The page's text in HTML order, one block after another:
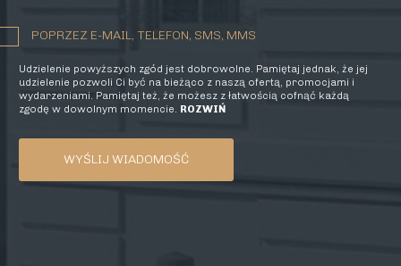
POPRZEZ E-MAIL, TELEFON, SMS, MMS
Udzielenie powyższych zgód jest dobrowolne. Pamiętaj jednak, że jej
udzielenie pozwoli Ci być na bieżąco z naszą ofertą, promocjami i
wydarzeniami. Pamiętaj też, że możesz z łatwością cofnąć każdą
zgodę w dowolnym momencie. ROZWIŃ